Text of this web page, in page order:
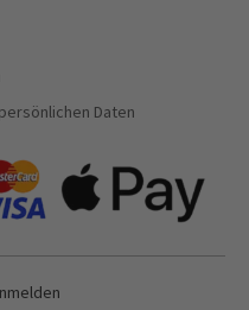
Daten